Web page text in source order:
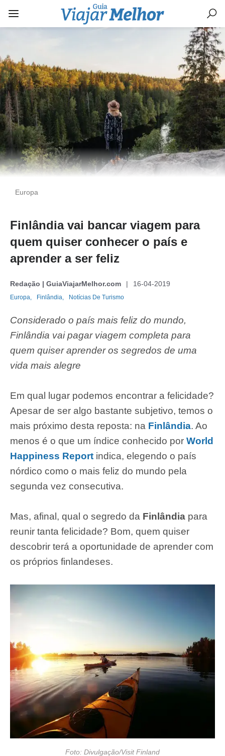
Europa
Finlândia vai bancar viagem para
quem quiser conhecer o país e
aprender a ser feliz
Redação | GuiaViajarMelhor.com 16-04-2019
Europa, Finlândia, Notícias De Turismo
Considerado o país mais feliz do mundo,
Finlândia vai pagar viagem completa para
quem quiser aprender os segredos de uma
vida mais alegre
Em qual lugar podemos encontrar a felicidade?
Apesar de ser algo bastante subjetivo, temos o
mais próximo desta reposta: na Finlândia. Ao
menos é o que um índice conhecido por World
Happiness Report indica, elegendo o país
nórdico como o mais feliz do mundo pela
segunda vez consecutiva.
Mas, afinal, qual o segredo da Finlândia para
reunir tanta felicidade? Bom, quem quiser
descobrir terá a oportunidade de aprender com
os próprios finlandeses.
Foto: Divulgação/Visit Finland